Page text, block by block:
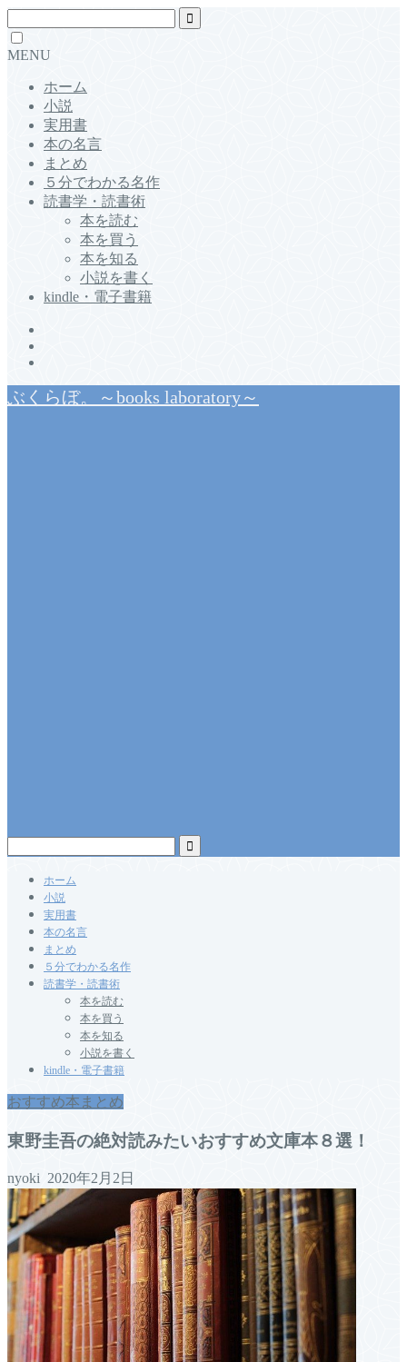
MENU
ホーム
小説
実用書
本の名言
まとめ
５分でわかる名作
読書学・読書術
本を読む
本を買う
本を知る
小説を書く
kindle・電子書籍
ぶくらぼ。～books laboratory～
ホーム
小説
実用書
本の名言
まとめ
５分でわかる名作
読書学・読書術
本を読む
本を買う
本を知る
小説を書く
kindle・電子書籍
おすすめ本まとめ
東野圭吾の絶対読みたいおすすめ文庫本８選！
nyoki 2020年2月2日